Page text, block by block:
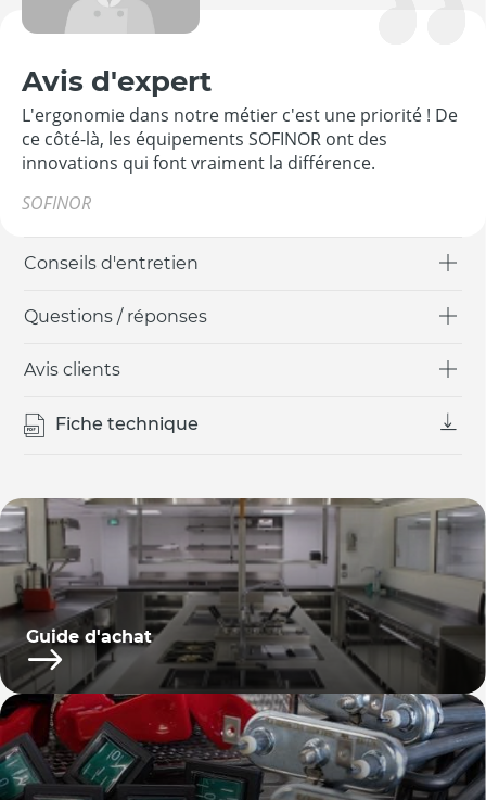
Conseils d'entretien
Questions / réponses
Avis clients
Fiche technique
Guide d'achat
Avis d'expert
L'ergonomie dans notre métier c'est une priorité ! De
ce côté-là, les équipements SOFINOR ont des
innovations qui font vraiment la différence.
SOFINOR